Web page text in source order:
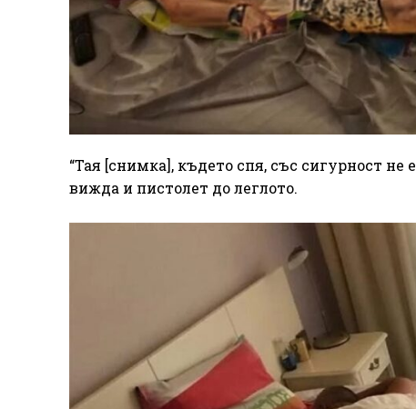
“Тая [снимка], където спя, със сигурност не
вижда и пистолет до леглото.